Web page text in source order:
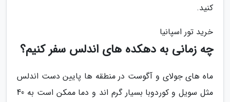
کنید.
خرید تور اسپانیا
چه زمانی به دهکده های اندلس سفر کنیم؟
ماه های جولای و آگوست در منطقه ها پایین دست اندلس
مثل سویل و کوردوبا بسیار گرم اند و دما ممکن است به 40